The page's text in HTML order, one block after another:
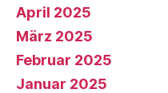
April 2025
März 2025
Februar 2025
Januar 2025